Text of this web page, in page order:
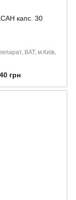
капс. 30
ВАТ, м.Київ,
грн